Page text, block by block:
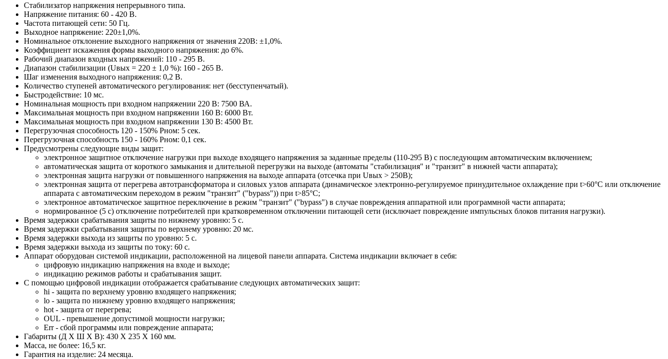
Стабилизатор напряжения непрерывного типа.
Напряжение питания: 60 - 420 В.
Частота питающей сети: 50 Гц.
Выходное напряжение: 220±1,0%.
Номинальное отклонение выходного напряжения от значения 220В: ±1,0%.
Коэффициент искажения формы выходного напряжения: до 6%.
Рабочий диапазон входных напряжений: 110 - 295 В.
Диапазон стабилизации (Uвых = 220 ± 1,0 %): 160 - 265 В.
Шаг изменения выходного напряжения: 0,2 В.
Количество ступеней автоматического регулирования: нет (бесступенчатый).
Быстродействие: 10 мс.
Номинальная мощность при входном напряжении 220 В: 7500 ВА.
Максимальная мощность при входном напряжении 160 В: 6000 Вт.
Максимальная мощность при входном напряжении 130 В: 4500 Вт.
Перегрузочная способность 120 - 150% Pном: 5 сек.
Перегрузочная способность 150 - 160% Pном: 0,1 сек.
Предусмотрены следующие виды защит:
электронное защитное отключение нагрузки при выходе входящего напряжения за заданные пределы (110-295 В) с последующим автоматическим включением;
автоматическая защита от короткого замыкания и длительной перегрузки на выходе (автоматы "стабилизация" и "транзит" в нижней части аппарата);
электронная защита нагрузки от повышенного напряжения на выходе аппарата (отсечка при Uвых > 250В);
электронная защита от перегрева автотрансформатора и силовых узлов аппарата (динамическое электронно-регулируемое принудительное охлаждение при t>60°С или отключение
аппарата с автоматическим переходом в режим "транзит" ("bypass")) при t>85°С;
электронное автоматическое защитное переключение в режим "транзит" ("bypass") в случае повреждения аппаратной или программной части аппарата;
нормированное (5 с) отключение потребителей при кратковременном отключении питающей сети (исключает повреждение импульсных блоков питания нагрузки).
Время задержки срабатывания защиты по нижнему уровню: 5 с.
Время задержки срабатывания защиты по верхнему уровню: 20 мс.
Время задержки выхода из защиты по уровню: 5 с.
Время задержки выхода из защиты по току: 60 с.
Аппарат оборудован системой индикации, расположенной на лицевой панели аппарата. Система индикации включает в себя:
цифровую индикацию напряжения на входе и выходе;
индикацию режимов работы и срабатывания защит.
С помощью цифровой индикации отображается срабатывание следующих автоматических защит:
hi - защита по верхнему уровню входящего напряжения;
lo - защита по нижнему уровню входящего напряжения;
hot - защита от перегрева;
OUL - превышение допустимой мощности нагрузки;
Err - сбой программы или повреждение аппарата;
Габариты (Д Х Ш Х В): 430 X 235 X 160 мм.
Масса, не более: 16,5 кг.
Гарантия на изделие: 24 месяца.